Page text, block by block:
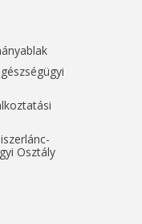
Osztály